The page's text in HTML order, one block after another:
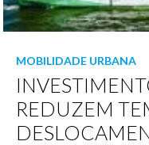
MOBILIDADE URBANA
REDUZEM